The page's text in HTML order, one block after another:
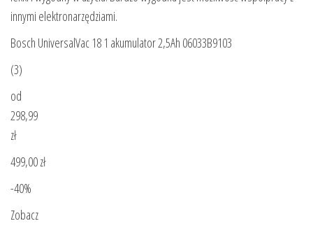
innymi elektronarzędziami.
Bosch UniversalVac 18 1 akumulator 2,5Ah 06033B9103
(3)
od
298,99
zł
499,00 zł
-40%
Zobacz